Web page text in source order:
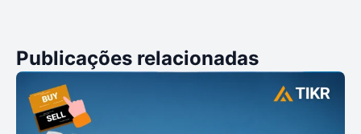
Publicações relacionadas